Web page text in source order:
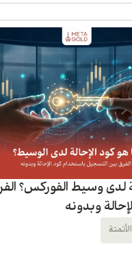
لدى وسيط الفوركس؟
وبدونه
الأتمتة